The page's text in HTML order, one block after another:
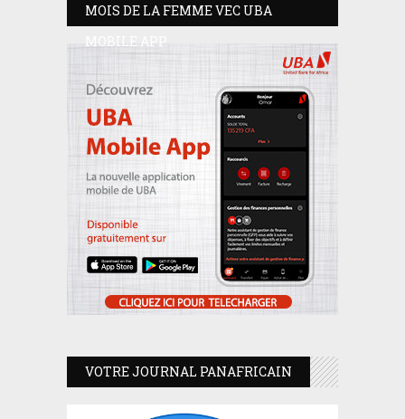
MOIS DE LA FEMME VEC UBA
MOBILE APP
VOTRE JOURNAL PANAFRICAIN